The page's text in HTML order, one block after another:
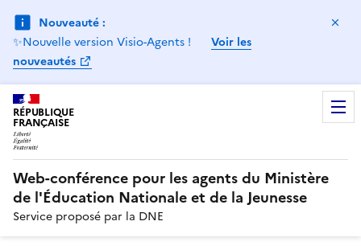
Nouveauté :
✨Nouvelle version Visio-Agents !
Voir les
nouveautés
RÉPUBLIQUE
FRANÇAISE
Web-conférence pour les agents du Ministère
de l'Éducation Nationale et de la Jeunesse
Service proposé par la DNE